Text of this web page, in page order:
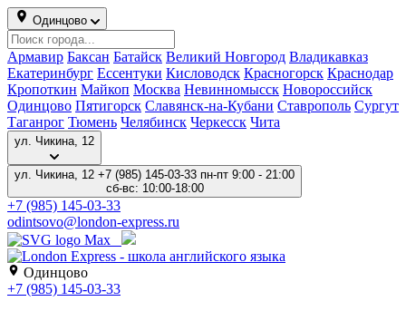
Одинцово
Армавир Баксан Батайск Великий Новгород Владикавказ
Екатеринбург Ессентуки Кисловодск Красногорск Краснодар
Кропоткин Майкоп Москва Невинномысск Новороссийск
Одинцово Пятигорск Славянск-на-Кубани Ставрополь Сургут
Таганрог Тюмень Челябинск Черкесск Чита
ул. Чикина, 12
ул. Чикина, 12 +7 (985) 145-03-33 пн-пт 9:00 - 21:00
сб-вс: 10:00-18:00
+7 (985) 145-03-33
odintsovo@london-express.ru
Одинцово
+7 (985) 145-03-33